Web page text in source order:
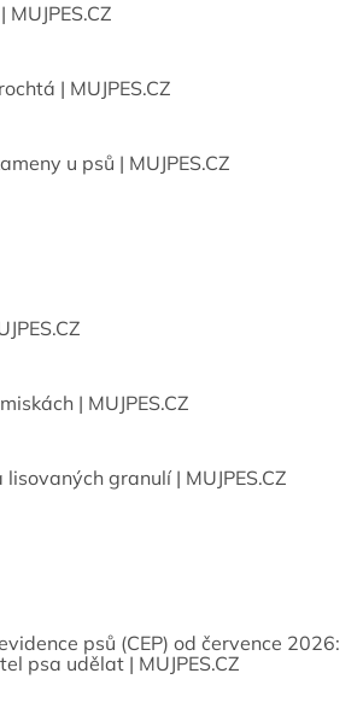
| MUJPES.CZ
u psů | MUJPES.CZ
| MUJPES.CZ
granulí | MUJPES.CZ
psů (CEP) od července 2026:
psa udělat | MUJPES.CZ